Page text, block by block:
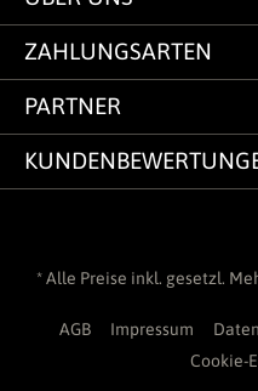
ZAHLUNGSARTEN
PARTNER
* Alle Preise inkl. gesetzl.
AGB Impressum
Cookie-